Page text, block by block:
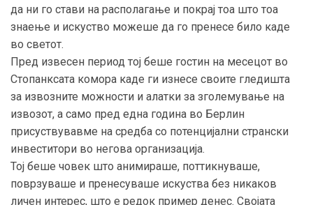
да ни го стави на располагање и покрај тоа што тоа
знаење и искуство можеше да го пренесе било каде
во светот.
Пред извесен период тој беше гостин на месецот во
Стопанксата комора каде ги изнесе своите гледишта
за извозните можности и алатки за зголемување на
извозот, а само пред една година во Берлин
присуствувавме на средба со потенцијални странски
инвеститори во негова организација.
Тој беше човек што анимираше, поттикнуваше,
поврзуваше и пренесуваше искуства без никаков
личен интерес, што е редок пример денес. Својата